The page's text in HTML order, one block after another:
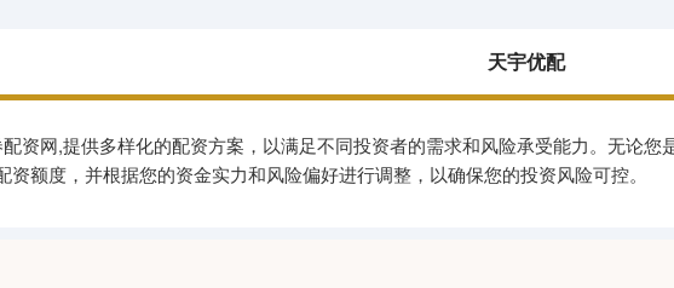
天宇优配
资网,提供多样化的配资方案，以满足不同投资者的需求和风险承受能力。无论
资额度，并根据您的资金实力和风险偏好进行调整，以确保您的投资风险可控。